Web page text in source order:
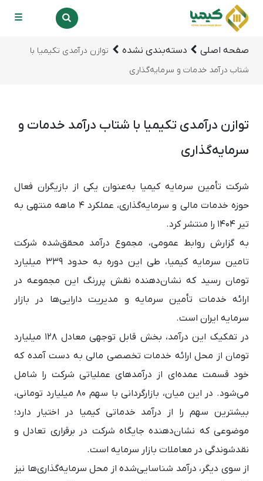
☰
صفحه اصلی دسته‌بندی نشده
توازن درآمدی تکیمیا با
شتاب درآمد خدمات و سرمایه‌گذاری
توازن درآمدی تکیمیا با شتاب درآمد خدمات و
سرمایه‌گذاری
شرکت تأمین سرمایه کیمیا به‌عنوان یکی از بازیگران فعال
حوزه خدمات مالی و سرمایه‌گذاری، عملکرد ۴ ماهه منتهی به
تیر ۱۴۰۴ را منتشر کرد.
به گزارش روابط عمومی، مجموع درآمد محقق‌شده شرکت
تامین سرمایه کیمیا، طی این دوره به حدود ۳۳۹ میلیارد
تومان رسید که نشان‌دهنده نقش پررنگ این مجموعه در
ارائه خدمات تأمین سرمایه و مدیریت دارایی‌ها در بازار
سرمایه ایران است.
در تفکیک این درآمد، بخش قابل توجهی معادل ۱۲۸ میلیارد
تومان از محل ارائه خدمات تخصصی مالی به دست آمده که
خود قسمت عمده‌ای از درآمدهای عملیاتی شرکت را شامل
می‌شود. در این میان، بازارگردانی با سهم 80 میلیارد تومانی،
بیشترین سهم را از درآمد خدماتی کیمیا در اختیار دارد؛
موضوعی که نشان‌دهنده جایگاه شرکت در برقراری تعادل و
نقدشوندگی در معاملات بازار سرمایه است.
از سوی دیگر، درآمد شناسایی‌شده از محل سرمایه‌گذاری‌ها نیز